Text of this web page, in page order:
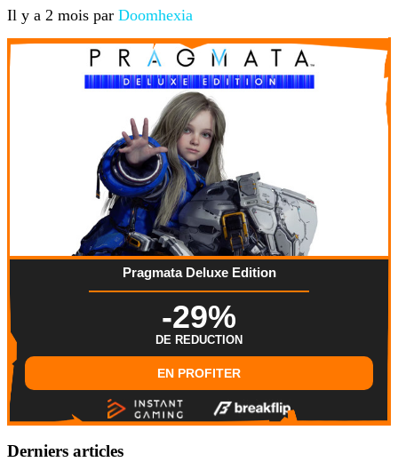
Il y a 2 mois par Doomhexia
Pragmata Deluxe Edition
-29%
DE REDUCTION
EN PROFITER
Derniers articles